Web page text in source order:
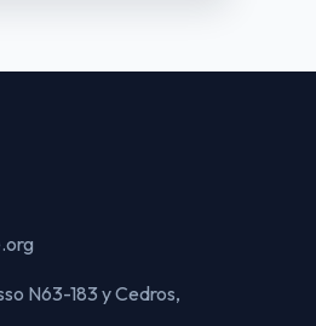
N63-183 y Cedros,